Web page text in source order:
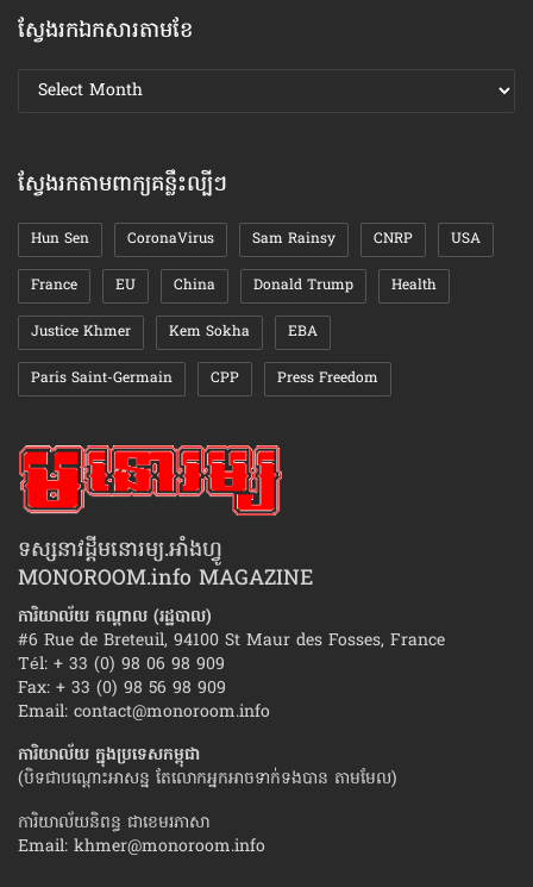
ស្វែងរកឯកសារតាមខែ
ស្វែងរក
ឯកសារ
ស្វែងរកតាមពាក្យគន្លឹះល្បីៗ
Hun Sen CoronaVirus Sam Rainsy CNRP USA
France EU China Donald Trump Health
Justice Khmer Kem Sokha EBA
Paris Saint-Germain CPP Press Freedom
ទស្សនាវដ្ដីមនោរម្យ.អាំងហ្វូ
MONOROOM.info MAGAZINE
ការិយាល័យ កណ្ដាល (រដ្ឋបាល)
#6 Rue de Breteuil, 94100 St Maur des Fosses, France
Tél: + 33 (0) 98 06 98 909
Fax: + 33 (0) 98 56 98 909
Email: contact@monoroom.info
ការិយាល័យ ក្នុង​ប្រទេស​កម្ពុជា
(បិទជាបណ្ដោះអាសន្ន តែលោកអ្នកអាចទាក់ទងបាន តាមមែល)
ការិយាល័យនិពន្ធ ជាខេមរភាសា
Email: khmer@monoroom.info